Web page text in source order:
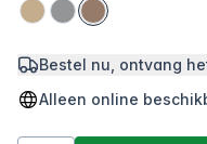
Bestel nu, ontvang
Alleen online